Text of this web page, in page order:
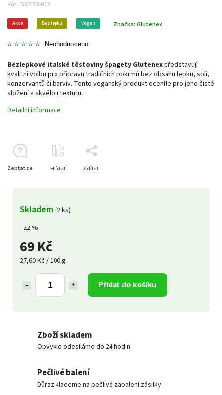
Kód: GX-TBG-006
Akce Bez lepku Vegan
Neohodnoceno
Značka: Glutenex
–22 %
69 Kč
27,60 Kč / 100 g
Přidat do košíku
Skladem (2 ks)
Bezlepkové italské těstoviny špagety Glutenexpředstavují
kvalitní volbu pro přípravu tradičních pokrmů bez obsahu lepku, soli,
konzervantů či barviv. Tento veganský produkt oceníte pro jeho čisté
složení a skvělou texturu.
Detailní informace
Zeptat se Hlídat Sdílet
Zboží skladem
Obvykle odesíláme do 24 hodin
Pečlivé balení
Důraz klademe na pečlivé zabalení zásilky